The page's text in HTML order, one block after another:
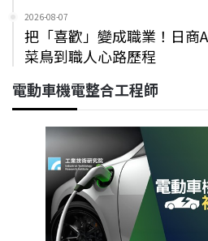
2026-08-07
把「喜歡」變成職業！日商
菜鳥到職人心路歷程
電動車機電整合工程師